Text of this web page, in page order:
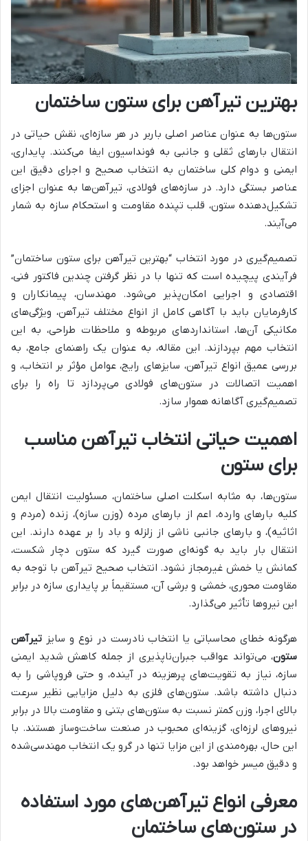
بهترین تیرآهن برای ستون ساختمان
ستون‌ها به عنوان عناصر اصلی باربر در هر سازه‌ای، نقش حیاتی در
انتقال بارهای ثقلی و جانبی به فونداسیون ایفا می‌کنند. پایداری،
ایمنی و دوام کلی ساختمان به انتخاب صحیح و اجرای دقیق این
عناصر بستگی دارد. در سازه‌های فولادی، تیرآهن‌ها به عنوان اجزای
تشکیل‌دهنده ستون، قلب تپنده مقاومت و استحکام سازه به شمار
می‌آیند.
تصمیم‌گیری در مورد انتخاب “بهترین تیرآهن برای ستون ساختمان”
فرآیندی پیچیده است که تنها با در نظر گرفتن چندین فاکتور فنی،
اقتصادی و اجرایی امکان‌پذیر می‌شود. مهندسان، پیمانکاران و
کارفرمایان باید با آگاهی کامل از انواع مختلف تیرآهن، ویژگی‌های
مکانیکی آن‌ها، استانداردهای مربوطه و ملاحظات طراحی، به این
انتخاب مهم بپردازند. این مقاله، به عنوان یک راهنمای جامع، به
بررسی عمیق انواع تیرآهن، سایزهای رایج، عوامل مؤثر بر انتخاب، و
اهمیت اتصالات در ستون‌های فولادی می‌پردازد تا راه را برای
تصمیم‌گیری آگاهانه هموار سازد.
اهمیت حیاتی انتخاب تیرآهن مناسب
برای ستون
ستون‌ها، به مثابه اسکلت اصلی ساختمان، مسئولیت انتقال ایمن
کلیه بارهای وارده، اعم از بارهای مرده (وزن سازه)، زنده (مردم و
اثاثیه)، و بارهای جانبی ناشی از زلزله و باد را بر عهده دارند. این
انتقال بار باید به گونه‌ای صورت گیرد که ستون دچار شکست،
کمانش یا خمش غیرمجاز نشود. انتخاب صحیح تیرآهن با توجه به
مقاومت محوری، خمشی و برشی آن، مستقیماً بر پایداری سازه در برابر
این نیروها تأثیر می‌گذارد.
هرگونه خطای محاسباتی یا انتخاب نادرست در نوع و سایز تیرآهن
ستون، می‌تواند عواقب جبران‌ناپذیری از جمله کاهش شدید ایمنی
سازه، نیاز به تقویت‌های پرهزینه در آینده، و حتی فروپاشی را به
دنبال داشته باشد. ستون‌های فلزی به دلیل مزایایی نظیر سرعت
بالای اجرا، وزن کمتر نسبت به ستون‌های بتنی و مقاومت بالا در برابر
نیروهای لرزه‌ای، گزینه‌ای محبوب در صنعت ساخت‌وساز هستند. با
این حال، بهره‌مندی از این مزایا تنها در گرو یک انتخاب مهندسی‌شده
و دقیق میسر خواهد بود.
معرفی انواع تیرآهن‌های مورد استفاده
در ستون‌های ساختمان